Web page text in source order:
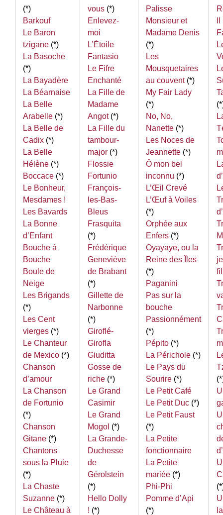
(*)
Barkouf
Le Baron
tzigane (*)
La Basoche
(*)
La Bayadère
La Béarnaise
La Belle
Arabelle (*)
La Belle de
Cadix (*)
La Belle
Hélène (*)
Boccace (*)
Le Bonheur,
Mesdames !
Les Bavards
La Bonne
d’Enfant
Bouche à
Bouche
Boule de
Neige
Les Brigands
(*)
Les Cent
vierges (*)
Le Chanteur
de Mexico (*)
Chanson
d’amour
La Chanson
de Fortunio
(*)
Chanson
Gitane (*)
Chantons
sous la Pluie
(*)
La Chaste
Suzanne (*)
Le Château à
vous (*)
Enlevez-
moi
L’Étoile
Fantasio
Le Fifre
Enchanté
La Fille de
Madame
Angot(*)
La Fille du
tambour-
major (*)
Flossie
Fortunio
François-
les-Bas-
Bleus
Frasquita
(*)
Frédérique
Geneviève
de Brabant
(*)
Gillette de
Narbonne
(*)
Giroflé-
Girofla
Giuditta
Gosse de
riche (*)
Le Grand
Casimir
Le Grand
Mogol (*)
La Grande-
Duchesse
de
Gérolstein
(*)
Hello Dolly
! (*)
Palisse
Monsieur et
Madame Denis
(*)
Les
Mousquetaires
au couvent(*)
My Fair Lady
(*)
No, No,
Nanette (*)
Les Noces de
Jeannette (*)
Ô mon bel
inconnu (*)
L’Œil Crevé
L’Œuf à Voiles
(*)
Orphée aux
Enfers (*)
Oyayaye, ou la
Reine des Îles
(*)
Paganini
Pas sur la
bouche
Passionnément
(*)
Pépito (*)
La Périchole (*)
Le Pays du
Sourire (*)
Le Petit Café
Le Petit Duc (*)
Le Petit Faust
(*)
La Petite
fonctionnaire
La Petite
mariée (*)
Phi-Phi
Pomme d’Api
(*)